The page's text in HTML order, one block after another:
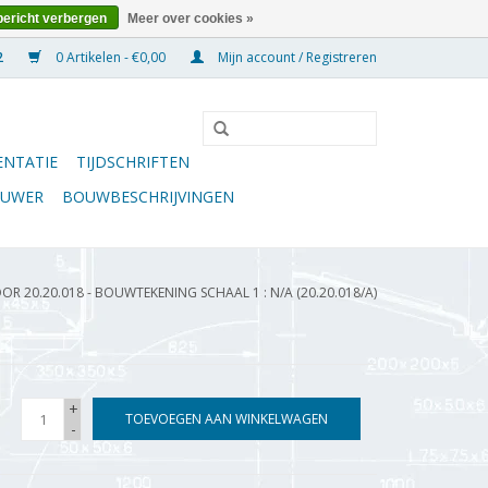
0 Artikelen - €0,00 Mijn account / Registreren
TIJDSCHRIFTEN
BOUWBESCHRIJVINGEN
20.20.018 - BOUWTEKENING SCHAAL 1 : N/A (20.20.018/A)
+
-
TOEVOEGEN AAN WINKELWAGEN
verbergen Meer over cookies »